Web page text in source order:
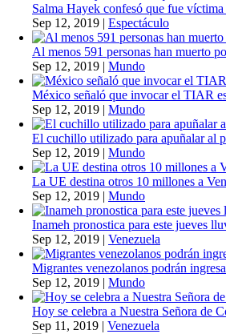
Salma Hayek confesó que fue
Sep 12, 2019 | Espectáculo
Al menos 591 personas han muerto
Sep 12, 2019 | Mundo
México señaló que invocar el TIAR
Sep 12, 2019 | Mundo
El cuchillo utilizado para apuñalar al
Sep 12, 2019 | Mundo
La UE destina otros 10 millones a
Sep 12, 2019 | Mundo
Inameh pronostica para este jueves
Sep 12, 2019 | Venezuela
Migrantes venezolanos podrán
Sep 12, 2019 | Mundo
Hoy se celebra a Nuestra Señora de
Sep 11, 2019 | Venezuela